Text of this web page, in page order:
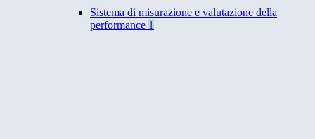
Sistema di misurazione e valutazione della
performance 1